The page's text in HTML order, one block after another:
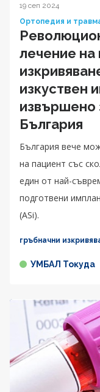
19 сеп 2024
Ортопедия и
лечение на
изкуствен
извършено
България
България вече
на пациент със
един от най-
подготвени
(ASi).
гръбначни
УМБАЛ Токуда